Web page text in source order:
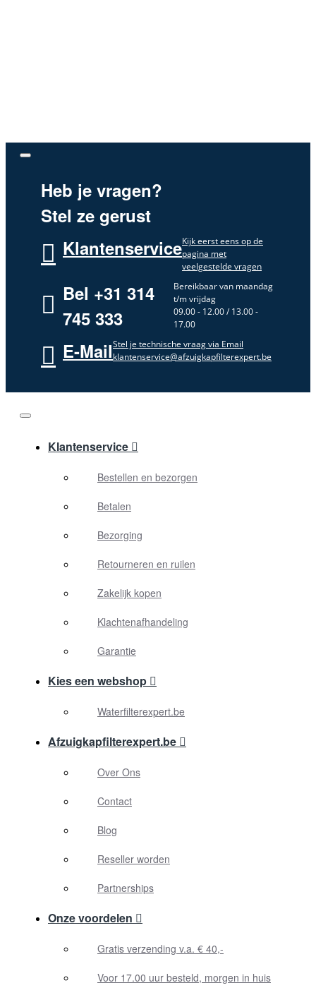
Heb je vragen?
Stel ze gerust
KlantenserviceKijk eerst eens op de
pagina met
veelgestelde vragen
Bel +31 314
745 333
Bereikbaar van maandag
t/m vrijdag
09.00 - 12.00 / 13.00 -
17.00
E-MailStel je technische vraag via Email
klantenservice@afzuigkapfilterexpert.be
Klantenservice
Bestellen en bezorgen
Betalen
Bezorging
Retourneren en ruilen
Zakelijk kopen
Klachtenafhandeling
Garantie
Kies een webshop
Waterfilterexpert.be
Afzuigkapfilterexpert.be
Over Ons
Contact
Blog
Reseller worden
Partnerships
Onze voordelen
Gratis verzending v.a. € 40,-
Voor 17.00 uur besteld, morgen in huis